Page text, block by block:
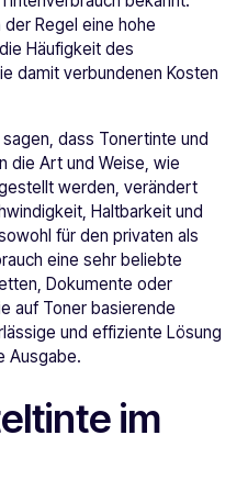
Regel eine hohe
Häufigkeit des
damit verbundenen Kosten
dass Tonertinte und
die Art und Weise, wie
werden, verändert
Haltbarkeit und
für den privaten als
eine sehr beliebte
Dokumente oder
auf Toner basierende
und effiziente Lösung
Ausgabe.
im